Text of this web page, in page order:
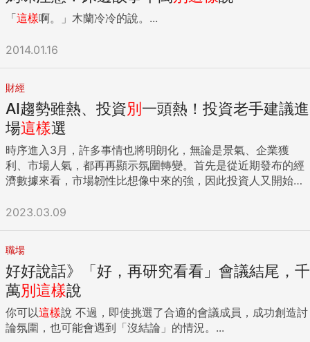
「這樣啊。」木蘭冷冷的說。...
2014.01.16
財經
AI趨勢雖熱、投資別一頭熱！投資老手建議進
場這樣選
時序進入3月，許多事情也將明朗化，無論是景氣、企業獲
利、市場人氣，都再再顯示氛圍轉變。首先是從近期發布的經
濟數據來看，市場韌性比想像中來的強，因此投資人又開始擔
就業市場表現強勁不是壞事。別被2022年的變化嚇怕了，這種
起下跌，現在反而可能一起上漲。當利率接近高點，股市債市
都有利。投資人氣逐漸回籠，交易行為更加活絡，可以得知投
機氣氛慢慢回來了，但尚未失控。投資、投機皆有發揮的空
間，只是要注意產業生態已經改變、重新洗牌了。 不能小看科
技產業帶來的創新與破壞力，近期就屬AI科技掀起的熱潮最受
矚目。另外像是持續不墜的電商、人們的熱愛美食及旅遊，有
2023.03.09
職場
好好說話》「好，再研究看看」會議結尾，千
萬別這樣說
你可以這樣說 不過，即使挑選了合適的會議成員，成功創造討
論氛圍，也可能會遇到「沒結論」的情況。...